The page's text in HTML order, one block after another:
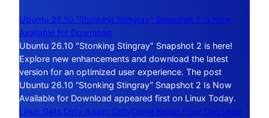
Ubuntu 26.10 “Stonking Stingray” Snapshot 2 Is Now
Available for Download
Ubuntu 26.10 "Stonking Stingray" Snapshot 2 is here!
Explore new enhancements and download the latest
version for an optimized user experience. The post
Ubuntu 26.10 “Stonking Stingray” Snapshot 2 Is Now
Available for Download appeared first on Linux Today.
Linux Gets Dirty Again: DirtyClone Kernel Flaw Can Lead